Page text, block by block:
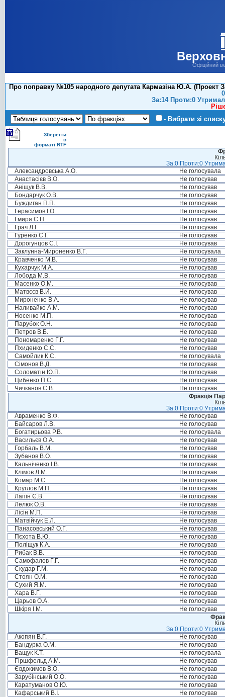
Офіційний
Про поправку №105 народного депутата Кармазіна Ю.А. (Проект
За:14 Проти:0
- Вибрати зі
Зберегти
в
форматі RTF
За:0 Проти:0
Александровська А.О.
Не голосувала
Анастасієв В.О.
Не голосував
Аніщук В.В.
Не голосував
Бондарчук О.В.
Не голосував
Буждиган П.П.
Не голосував
Герасимов І.О.
Не голосував
Гмиря С.П.
Не голосував
Грач Л.І.
Не голосував
Гуренко С.І.
Не голосував
Дорогунцов С.І.
Не голосував
Заклунна-Мироненко В.Г.
Не голосувала
Кравченко М.В.
Не голосував
Кухарчук М.А.
Не голосував
Лобода М.В.
Не голосував
Масенко О.М.
Не голосував
Матвєєв В.Й.
Не голосував
Мироненко В.А.
Не голосував
Наливайко А.М.
Не голосував
Носенко М.П.
Не голосував
Парубок О.Н.
Не голосував
Петров В.Б.
Не голосував
Пономаренко Г.Г.
Не голосував
Пхиденко С.С.
Не голосував
Самойлик К.С.
Не голосувала
Сімонов В.Д.
Не голосував
Соломатін Ю.П.
Не голосував
Цибенко П.С.
Не голосував
Чичканов С.В.
Не голосував
Фракція
За:0 Проти:0
Авраменко В.Ф.
Не голосував
Байсаров Л.В.
Не голосував
Богатирьова Р.В.
Не голосувала
Васильєв О.А.
Не голосував
Горбаль В.М.
Не голосував
Зубанов В.О.
Не голосував
Кальніченко І.В.
Не голосував
Клімов Л.М.
Не голосував
Комар М.С.
Не голосував
Круглов М.П.
Не голосував
Лапін Є.В.
Не голосував
Лелюк О.В.
Не голосував
Лісін М.П.
Не голосував
Матвійчук Е.Л.
Не голосував
Панасовський О.Г.
Не голосував
Пєхота В.Ю.
Не голосував
Поліщук К.А.
Не голосував
Рибак В.В.
Не голосував
Самофалов Г.Г.
Не голосував
Скудар Г.М.
Не голосував
Стоян О.М.
Не голосував
Сухий Я.М.
Не голосував
Хара В.Г.
Не голосував
Царьов О.А.
Не голосував
Шкіря І.М.
Не голосував
За:0 Проти:0
Акопян В.Г.
Не голосував
Бандурка О.М.
Не голосував
Ващук К.Т.
Не голосувала
Гіршфельд А.М.
Не голосував
Євдокимов В.О.
Не голосував
Зарубінський О.О.
Не голосував
Каратуманов О.Ю.
Не голосував
Кафарський В.І.
Не голосував